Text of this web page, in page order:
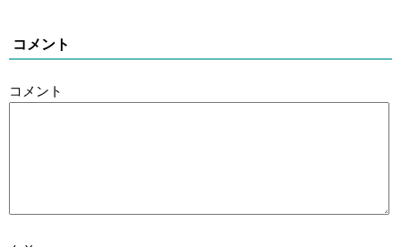
コメント
コメント